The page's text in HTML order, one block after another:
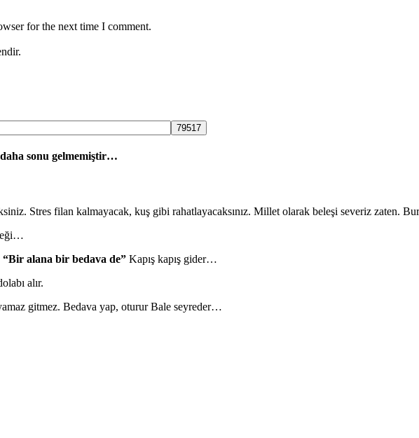
for the next time I comment.
sonu gelmemiştir…
Stres filan kalmayacak, kuş gibi rahatlayacaksınız. Millet olarak beleşi severiz zaten.
“Bir alana bir bedava de” Kapış kapış gider…
alır.
gitmez. Bedava yap, oturur Bale seyreder…